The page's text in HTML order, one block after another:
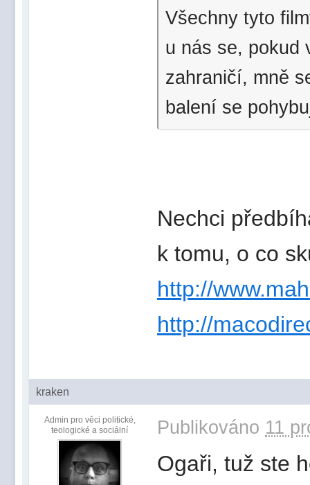
Všechny tyto
u nás se, pokud
zahraničí, mně
balení se
Nechci
k tomu, o co
http://
http://
kraken
Admin pro věci politické,
teologické a sociální
Publikováno 11
Ogaři, tuž ste